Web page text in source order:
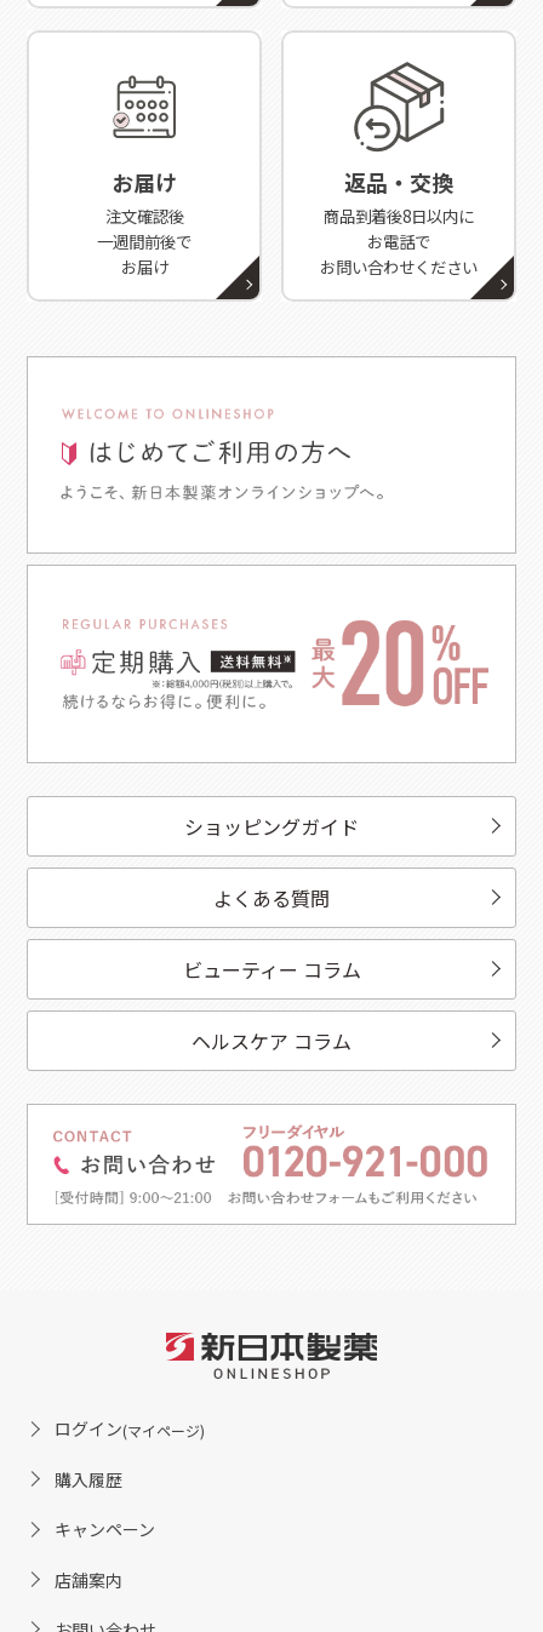
お届け
注文確認後
一週間前後で
お届け
返品・交換
商品到着後8日以内に
お電話で
お問い合わせください
ショッピングガイド
よくある質問
ビューティー コラム
ヘルスケア コラム
ログイン(マイページ)
購入履歴
キャンペーン
店舗案内